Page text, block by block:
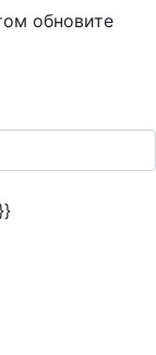
обновите